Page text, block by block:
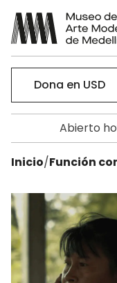
Dona en USD
Abierto
Inicio/Función